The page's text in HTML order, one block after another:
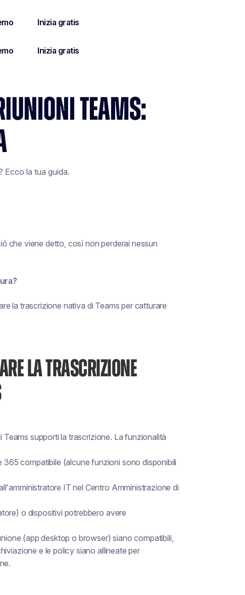
TEAMS:
Ecco la tua guida.
che viene detto, così non perderai nessun
la trascrizione nativa di Teams per catturare
LA TRASCRIZIONE
supporti la trascrizione. La funzionalità
compatibile (alcune funzioni sono disponibili
IT nel Centro Amministrazione di
o dispositivi potrebbero avere
(app desktop o browser) siano compatibili,
e le policy siano allineate per